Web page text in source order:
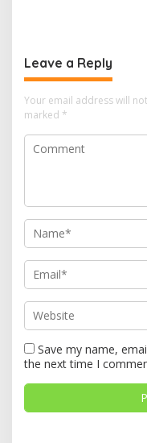
Leave a Reply
Your email address will
marked *
Save my name,
the next time I